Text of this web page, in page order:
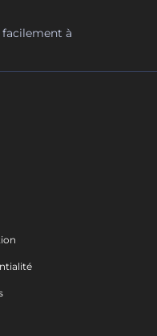
facilement à